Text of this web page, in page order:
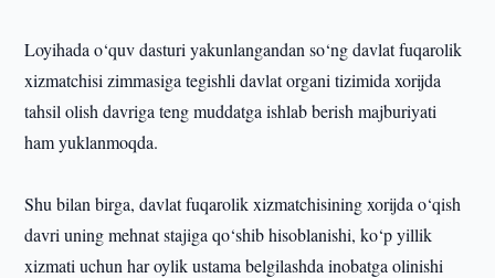
Loyihada o‘quv dasturi yakunlangandan so‘ng davlat fuqarolik
xizmatchisi zimmasiga tegishli davlat organi tizimida xorijda
tahsil olish davriga teng muddatga ishlab berish majburiyati
ham yuklanmoqda.
Shu bilan birga, davlat fuqarolik xizmatchisining xorijda o‘qish
davri uning mehnat stajiga qo‘shib hisoblanishi, ko‘p yillik
xizmati uchun har oylik ustama belgilashda inobatga olinishi